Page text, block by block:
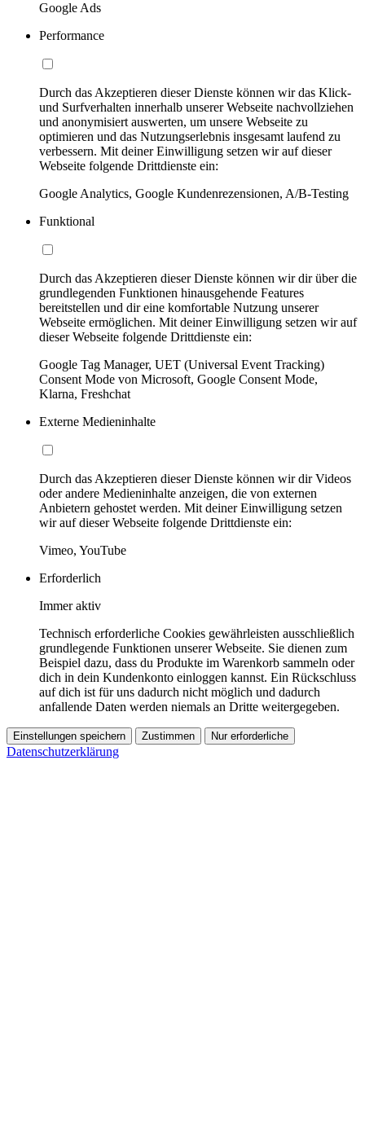
Google Ads
Performance
Durch das Akzeptieren dieser Dienste können wir das Klick-
und Surfverhalten innerhalb unserer Webseite nachvollziehen
und anonymisiert auswerten, um unsere Webseite zu
optimieren und das Nutzungserlebnis insgesamt laufend zu
verbessern. Mit deiner Einwilligung setzen wir auf dieser
Webseite folgende Drittdienste ein:
Google Analytics, Google Kundenrezensionen, A/B-Testing
Funktional
Durch das Akzeptieren dieser Dienste können wir dir über die
grundlegenden Funktionen hinausgehende Features
bereitstellen und dir eine komfortable Nutzung unserer
Webseite ermöglichen. Mit deiner Einwilligung setzen wir auf
dieser Webseite folgende Drittdienste ein:
Google Tag Manager, UET (Universal Event Tracking)
Consent Mode von Microsoft, Google Consent Mode,
Klarna, Freshchat
Externe Medieninhalte
Durch das Akzeptieren dieser Dienste können wir dir Videos
oder andere Medieninhalte anzeigen, die von externen
Anbietern gehostet werden. Mit deiner Einwilligung setzen
wir auf dieser Webseite folgende Drittdienste ein:
Vimeo, YouTube
Erforderlich
Immer aktiv
Technisch erforderliche Cookies gewährleisten ausschließlich
grundlegende Funktionen unserer Webseite. Sie dienen zum
Beispiel dazu, dass du Produkte im Warenkorb sammeln oder
dich in dein Kundenkonto einloggen kannst. Ein Rückschluss
auf dich ist für uns dadurch nicht möglich und dadurch
anfallende Daten werden niemals an Dritte weitergegeben.
Einstellungen speichern Zustimmen Nur erforderliche
Datenschutzerklärung